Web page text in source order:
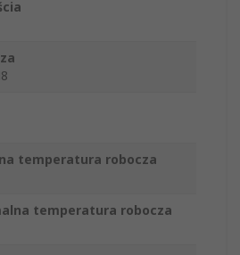
temperatura robocza
temperatura robocza